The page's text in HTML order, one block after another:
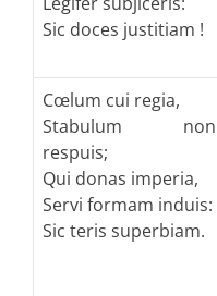
Sic doces justitiam !
Cœlum cui regia,
Stabulum non
respuis;
Qui donas imperia,
Servi formam induis:
Sic teris superbiam.